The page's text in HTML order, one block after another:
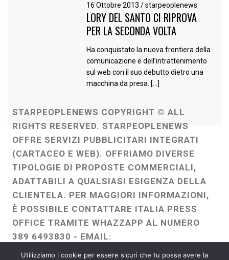
16 Ottobre 2013/ starpeoplenews
LORY DEL SANTO CI RIPROVA
PER LA SECONDA VOLTA
Ha conquistato la nuova frontiera della
comunicazione e dell’intrattenimento
sul web con il suo debutto dietro una
macchina da presa. […]
STARPEOPLENEWS COPYRIGHT © ALL
RIGHTS RESERVED. STARPEOPLENEWS
OFFRE SERVIZI PUBBLICITARI INTEGRATI
(CARTACEO E WEB). OFFRIAMO DIVERSE
TIPOLOGIE DI PROPOSTE COMMERCIALI,
ADATTABILI A QUALSIASI ESIGENZA DELLA
CLIENTELA. PER MAGGIORI INFORMAZIONI,
È POSSIBILE CONTATTARE ITALIA PRESS
OFFICE TRAMITE WHAZZAPP AL NUMERO
389 6493830 - EMAIL:
ITALIAPRESSOFFICE@GMAIL.COM
Utilizziamo i cookie per essere sicuri che tu possa avere la